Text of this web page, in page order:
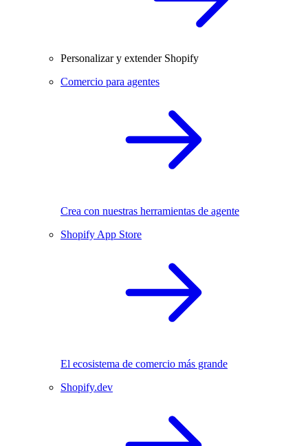
Personalizar y extender Shopify
Comercio para agentes
Crea con nuestras herramientas de agente
Shopify App Store
El ecosistema de comercio más grande
Shopify.dev